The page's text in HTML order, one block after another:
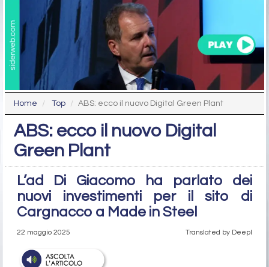
Home Top ABS: ecco il nuovo Digital Green Plant
ABS: ecco il nuovo Digital
Green Plant
L’ad Di Giacomo ha parlato dei
nuovi investimenti per il sito di
Cargnacco a Made in Steel
22 maggio 2025 Translated by Deepl